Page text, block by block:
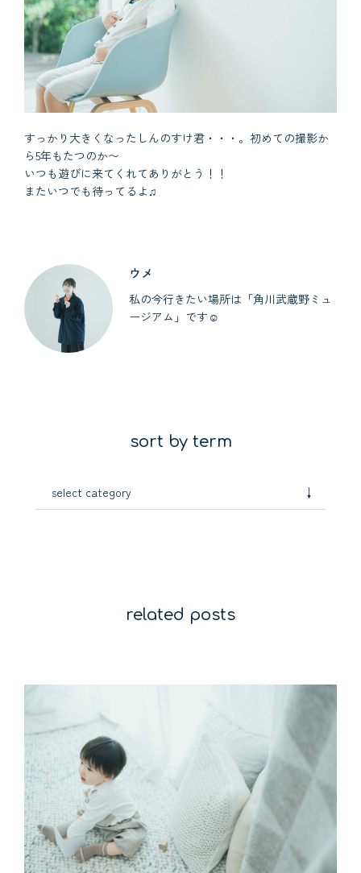
すっかり大きくなったしんのすけ君・・・。初めての撮影か
ら5年もたつのか〜
いつも遊びに来てくれてありがとう！！
またいつでも待ってるよ♫
ウメ
私の今行きたい場所は「角川武蔵野ミュ
ージアム」です☺︎
sort by term
select category ↓
related posts